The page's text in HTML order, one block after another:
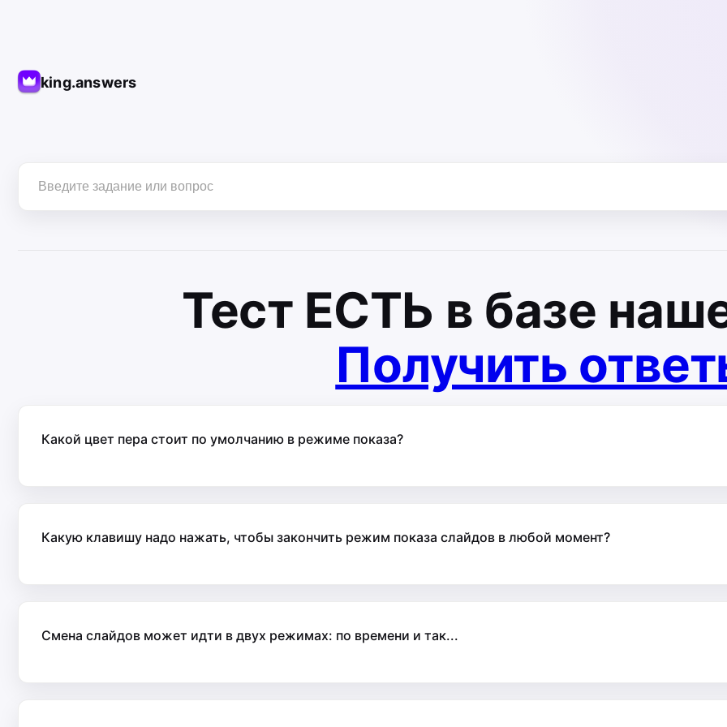
king.answers
Тест ЕСТЬ в базе
Получить
Какой цвет пера стоит по умолчанию в режиме показа?
Какую клавишу надо нажать, чтобы закончить режим показа слайдов в любой момент?
Смена слайдов может идти в двух режимах: по времени и так...